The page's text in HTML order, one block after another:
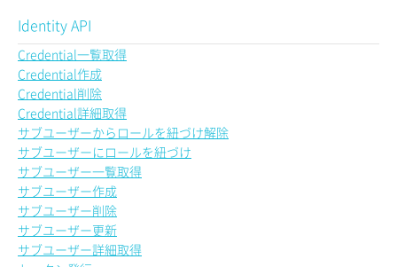
Identity API
Credential一覧取得
Credential作成
Credential削除
Credential詳細取得
サブユーザーからロールを紐づけ解除
サブユーザーにロールを紐づけ
サブユーザー一覧取得
サブユーザー作成
サブユーザー削除
サブユーザー更新
サブユーザー詳細取得